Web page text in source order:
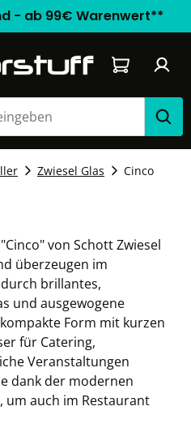
- ab 99€ Warenwert**
Warenkorb
Zwiesel Glas Cinco
von Schott Zwiesel
überzeugen im
brillantes,
und ausgewogene
Form mit kurzen
für Catering,
Veranstaltungen
dank der modernen
um auch im Restaurant